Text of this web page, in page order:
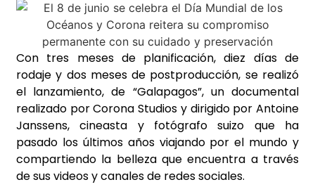
Con tres meses de planificación, diez días de
rodaje y dos meses de postproducción, se realizó
el lanzamiento, de “Galapagos”, un documental
realizado por Corona Studios y dirigido por Antoine
Janssens, cineasta y fotógrafo suizo que ha
pasado los últimos años viajando por el mundo y
compartiendo la belleza que encuentra a través
de sus videos y canales de redes sociales.